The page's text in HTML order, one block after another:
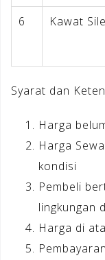
6
Kawat
Syarat dan
Harga
Harga
kondisi
Pembeli
lingkungan
Harga di